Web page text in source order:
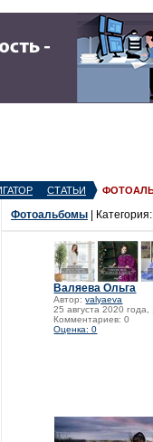
СТАТЬИ
Фотоальбомы |
Валяева Ольга
Автор:valyaeva
25 августа 2020
Комментариев: 0
Оценка: 0